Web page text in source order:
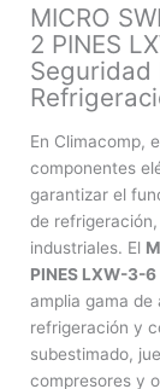
MICRO
2 PINES
Seguridad
En Climacomp,
componentes
garantizar el
de
industriales. El
PINES LXW-3-6
amplia gama de
refrigeración y
subestimado,
compresores y